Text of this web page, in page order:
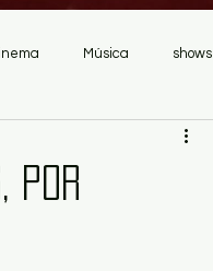
Música shows
por